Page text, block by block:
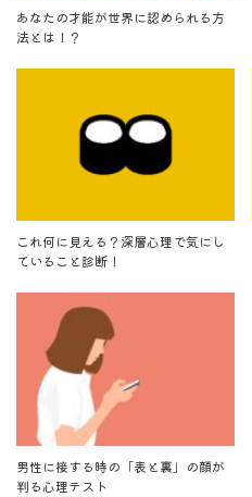
あなたの才能が世界に認められる方
法とは！？
これ何に見える？深層心理で気にし
ていること診断！
男性に接する時の「表と裏」の顔が
判る心理テスト